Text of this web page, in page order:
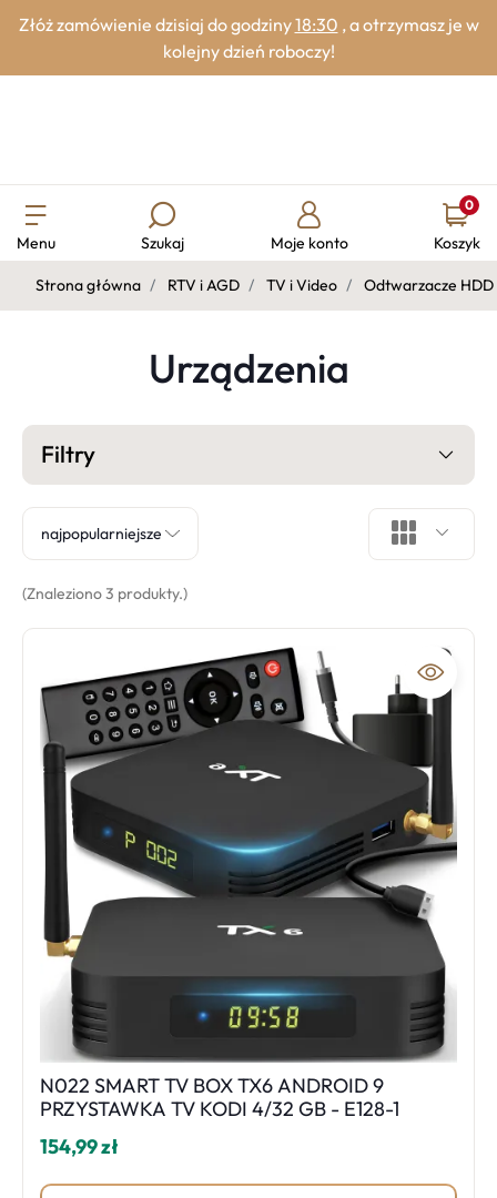
Złóż zamówienie dzisiaj do godziny18:30 , a otrzymasz je w
kolejny dzień roboczy!
Menu Szukaj Moje konto Koszyk
0
Strona główna RTV i AGD TV i Video Odtwarzacze
Urządzenia
Filtry
najpopularniejsze
(Znaleziono 3 produkty.)
N022 SMART TV BOX TX6 ANDROID 9
PRZYSTAWKA TV KODI 4/32 GB - E128-1
154,99 zł